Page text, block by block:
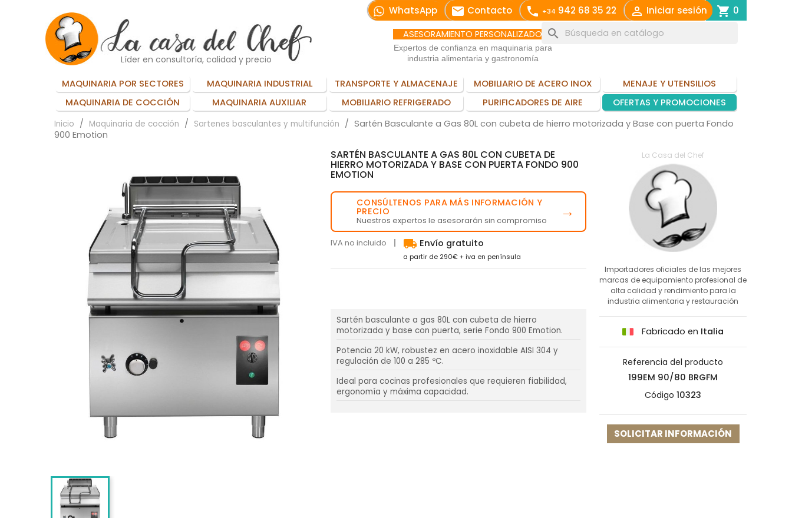
WhatsApp email Contacto call +34 942 68 35 22  Iniciar sesión shopping_cart 0
Líder en consultoría, calidad y precio
ASESORAMIENTO PERSONALIZADO
Expertos de confianza en maquinaria para
industria alimentaria y gastronomía
search
MAQUINARIA POR SECTORES MAQUINARIA INDUSTRIAL TRANSPORTE Y ALMACENAJE MOBILIARIO DE ACERO INOX
MENAJE Y UTENSILIOS
MAQUINARIA DE COCCIÓN
MAQUINARIA AUXILIAR MOBILIARIO REFRIGERADO PURIFICADORES DE AIRE OFERTAS Y PROMOCIONES
Inicio Maquinaria de cocción Sartenes basculantes y multifunción
Sartén Basculante a Gas 80L con cubeta de hierro motorizada y Base con puerta Fondo
900 Emotion
SARTÉN BASCULANTE A GAS 80L CON CUBETA DE
HIERRO MOTORIZADA Y BASE CON PUERTA FONDO 900
EMOTION
CONSÚLTENOS PARA MÁS INFORMACIÓN Y
PRECIO
Nuestros expertos le asesorarán sin compromiso →
IVA no incluido local_shipping Envío gratuito
a partir de 290€ + iva en península
Sartén basculante a gas 80L con cubeta de hierro
motorizada y base con puerta, serie Fondo 900 Emotion.
Potencia 20 kW, robustez en acero inoxidable AISI 304 y
regulación de 100 a 285 ºC.
Ideal para cocinas profesionales que requieren fiabilidad,
ergonomía y máxima capacidad.
La Casa del Chef
Importadores oficiales de las mejores
marcas de equipamiento profesional de
alta calidad y rendimiento para la
industria alimentaria y restauración
Fabricado en Italia
Referencia del producto
199EM 90/80 BRGFM
Código 10323
SOLICITAR INFORMACIÓN